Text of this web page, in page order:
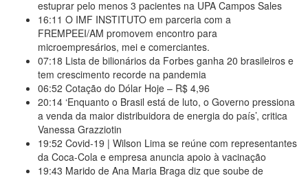
estuprar pelo menos 3 pacientes na UPA Campos Sales
16:11 O IMF INSTITUTO em parceria com a
FREMPEEI/AM promovem encontro para
microempresários, mei e comerciantes.
07:18 Lista de bilionários da Forbes ganha 20 brasileiros e
tem crescimento recorde na pandemia
06:52 Cotação do Dólar Hoje – R$ 4,96
20:14 ‘Enquanto o Brasil está de luto, o Governo pressiona
a venda da maior distribuidora de energia do país’, critica
Vanessa Grazziotin
19:52 Covid-19 | Wilson Lima se reúne com representantes
da Coca-Cola e empresa anuncia apoio à vacinação
19:43 Marido de Ana Maria Braga diz que soube de